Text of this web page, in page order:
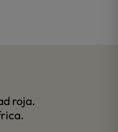
roja.